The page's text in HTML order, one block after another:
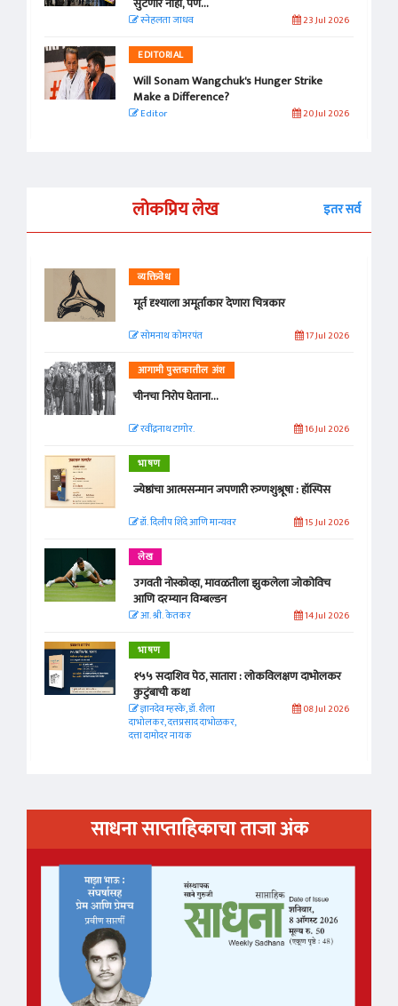
स्नेहलता जाधव 23 Jul 2026
EDITORIAL
Will Sonam Wangchuk's Hunger Strike
Make a Difference?
Editor 20 Jul 2026
लोकप्रिय लेख इतर सर्व
व्यक्तिवेध
मूर्त दृश्याला अमूर्ताकार देणारा चित्रकार
सोमनाथ कोमरपंत 17 Jul 2026
आगामी पुस्तकातील अंश
चीनचा निरोप घेताना...
रवींद्रनाथ टागोर. 16 Jul 2026
भाषण
ज्येष्ठांचा आत्मसन्मान जपणारी रुग्णशुश्रूषा : हॉस्पिस
डॉ. दिलीप शिंदे आणि मान्यवर 15 Jul 2026
लेख
उगवती नोस्कोव्हा, मावळतीला झुकलेला जोकोविच
आणि दरम्यान विम्बल्डन
आ. श्री. केतकर 14 Jul 2026
भाषण
१५५ सदाशिव पेठ, सातारा : लोकविलक्षण दाभोलकर
कुटुंबाची कथा
ज्ञानदेव म्हस्के, डॉ. शैला
दाभोलकर, दत्तप्रसाद दाभोळकर,
दत्ता दामोदर नायक
08 Jul 2026
साधना साप्ताहिकाचा ताजा अंक